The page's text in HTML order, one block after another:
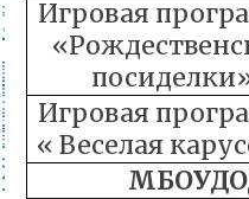
Игровая
Игровая
« Веселая